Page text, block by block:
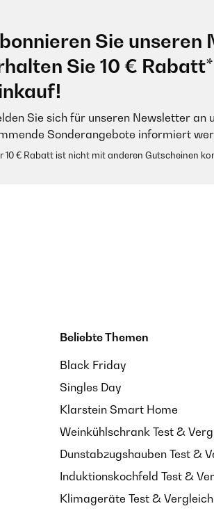
Sie unseren
Sie 10 €
Sie sich für unseren Newsletter an
Sonderangebote informiert
10 € Rabatt ist nicht mit anderen Gutscheinen
Beliebte Themen
Black Friday
Singles Day
Klarstein Smart Home
Weinkühlschrank Test &
Dunstabzugshauben Test &
Induktionskochfeld Test &
Klimageräte Test & Vergleich